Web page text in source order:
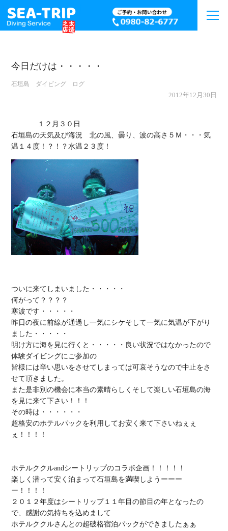
今日だけは・・・・・
石垣島 ダイビング ログ
2012年12月30日
石垣島の天気及び海況　北の風、曇り、波の高さ５Ｍ・・・気
ついに来てしまいました・・・・・
何がって？？？？
寒波です・・・・・
昨日の夜に前線が通過し一気にシケそして一気に気温が下がり
ました・・・・・
明け方に海を見に行くと・・・・・良い状況ではなかったので
体験ダイビングにご参加の
皆様には辛い思いをさせてしまっては可哀そうなので中止をさ
せて頂きました。
また是非別の機会に本当の素晴らしくそして楽しい石垣島の海
を見に来て下さい！！！
その時は・・・・・・
超格安のホテルパックを利用してお安く来て下さいねぇぇ
ぇ！！！！
ホテルククルandシートリップのコラボ
楽しく潜って安く泊まって石垣島を満喫しようーーー
ー！！！！
２０１２年度はシートリップ１１年目の節目の年となったの
で、感謝の気持ちを込めまして
ホテルククルさんとの超破格宿泊パックができましたぁぁ